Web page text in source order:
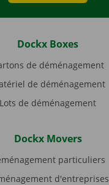
Dockx Boxes
de déménagement
de déménagement
Lots de déménagement
Dockx Movers
particuliers
d'entreprises